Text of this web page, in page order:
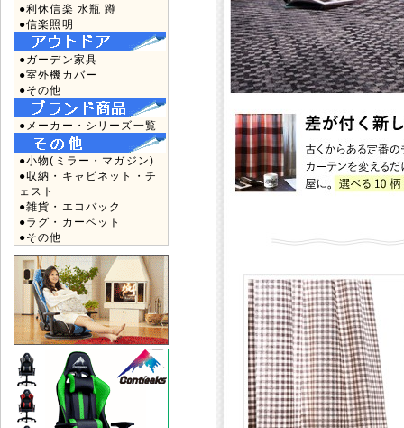
●利休信楽 水瓶 蹲
●信楽照明
●ガーデン家具
●室外機カバー
●その他
●メーカー・シリーズ一覧
●小物(ミラー・マガジン)
●収納・キャビネット・チ
ェスト
●雑貨・エコバック
●ラグ・カーペット
●その他